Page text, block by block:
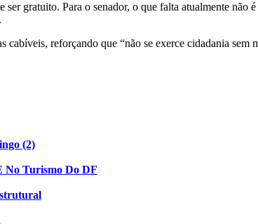
gratuito. Para o senador, o que falta atualmente não
reforçando que “não se exerce cidadania sem
(2)
No Turismo Do DF